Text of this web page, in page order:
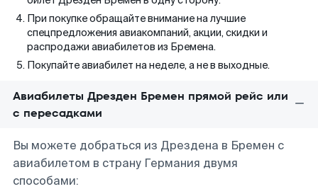
При покупке обращайте внимание на лучшие
спецпредложения авиакомпаний, акции, скидки и
распродажи авиабилетов из Бремена.
Покупайте авиабилет на неделе, а не в выходные.
Авиабилеты Дрезден Бремен прямой рейс или
с пересадками
Вы можете добраться из Дрездена в Бремен с
авиабилетом в страну Германия двумя
способами: